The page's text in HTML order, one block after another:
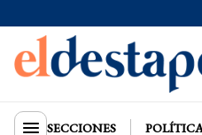
SECCIONES